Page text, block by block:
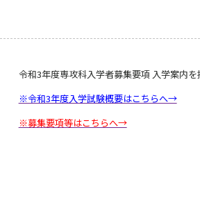
令和3年度専攻科入学者募集要項 入学案内を
※令和3年度入学試験概要はこちらへ→
※募集要項等はこちらへ→